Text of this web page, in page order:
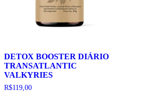
DETOX BOOSTER DIÁRIO
TRANSATLANTIC
VALKYRIES
R$119,00